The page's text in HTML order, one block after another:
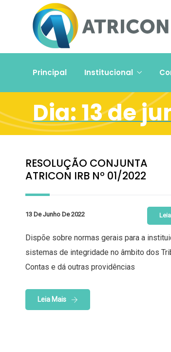
Principal Institucional
Dia:13 de
RESOLUÇÃO CONJUNTA
ATRICON IRB Nº 01/2022
13 De Junho De 2022
Dispõe sobre normas gerais para a
sistemas de integridade no âmbito dos
Contas e dá outras providências
Leia Mais